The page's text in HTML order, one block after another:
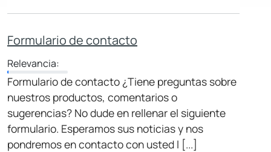
Formulario de contacto
Relevancia:
Formulario de contacto ¿Tiene preguntas sobre
nuestros productos, comentarios o
sugerencias? No dude en rellenar el siguiente
formulario. Esperamos sus noticias y nos
pondremos en contacto con usted l [...]